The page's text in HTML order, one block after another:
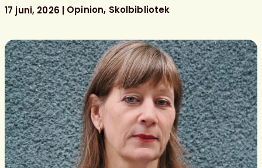
litterära
ungdomspriser
17 juni, 2026 Opinion Skolbibliotek